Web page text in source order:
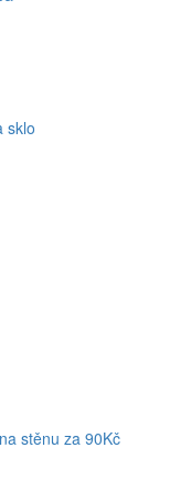
sklo
stěnu za 90Kč